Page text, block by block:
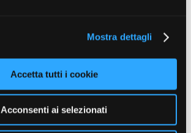
Mostra dettagli
Accetta tutti i cookie
Acconsenti ai selezionati